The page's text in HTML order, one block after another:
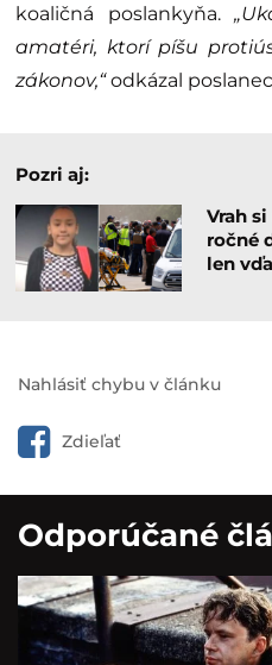
koaličná poslankyňa.
amatéri, ktorí píšu
zákonov,“odkázal
Pozri aj:
Vrah
ročné
len
Nahlásiť chybu v článku
Zdieľať
Odporúčané